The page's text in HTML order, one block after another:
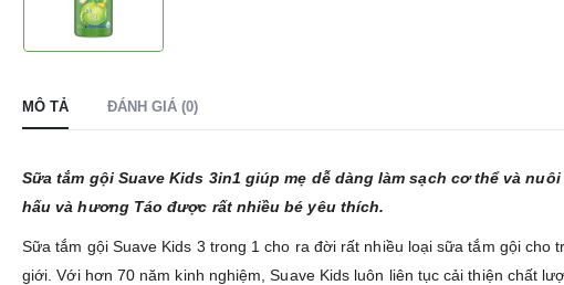
MÔ TẢ ĐÁNH GIÁ (0)
Sữa tắm gội Suave Kids 3in1 giúp mẹ dễ dàng làm sạch cơ thể và
hấu và hương Táo được rất nhiều bé yêu thích.
Sữa tắm gội Suave Kids 3 trong 1 cho ra đời rất nhiều loại sữa tắm gội
giới. Với hơn 70 năm kinh nghiệm, Suave Kids luôn liên tục cải thiện chất